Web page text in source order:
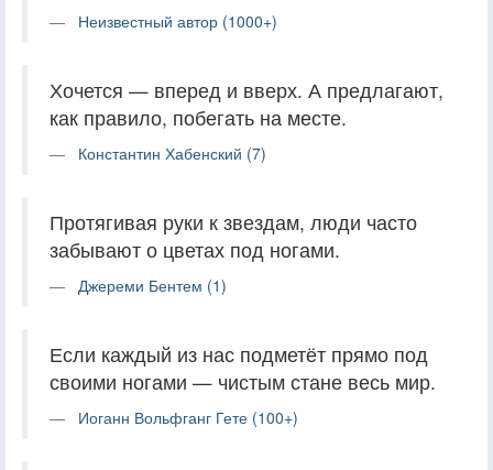
Неизвестный автор (1000+)
Хочется — вперед и вверх. А предлагают,
как правило, побегать на месте.
Константин Хабенский (7)
Протягивая руки к звездам, люди часто
забывают о цветах под ногами.
Джереми Бентем (1)
Если каждый из нас подметёт прямо под
своими ногами — чистым стане весь мир.
Иоганн Вольфганг Гете (100+)